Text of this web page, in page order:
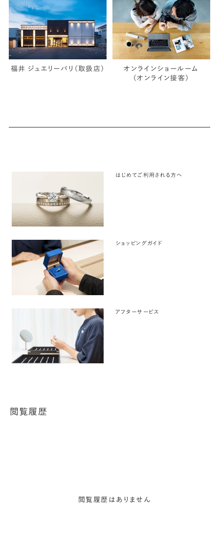
福井 ジュエリーパリ（取扱店）
オンラインショールーム
（オンライン接客）
はじめてご利用される方へ
ショッピングガイド
アフターサービス
閲覧履歴
閲覧履歴はありません